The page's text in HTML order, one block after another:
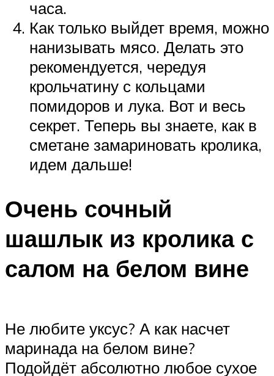
часа.
Как только выйдет время, можно
нанизывать мясо. Делать это
рекомендуется, чередуя
крольчатину с кольцами
помидоров и лука. Вот и весь
секрет. Теперь вы знаете, как в
сметане замариновать кролика,
идем дальше!
Очень сочный
шашлык из кролика с
салом на белом вине
Не любите уксус? А как насчет
маринада на белом вине?
Подойдёт абсолютно любое сухое